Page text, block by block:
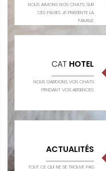
NOUS AIMONS NOS CHATS. SUR
CES PAGES JE PRéSENTE LA
FAMILLE.
CAT HOTEL
NOUS GARDONS VOS CHATS
PENDANT VOS ABSENCES.
ACTUALITÉS
TOUT CE QUI NE SE TROUVE PAS